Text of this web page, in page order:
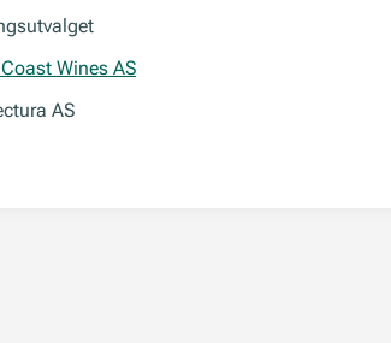
Wines AS
AS